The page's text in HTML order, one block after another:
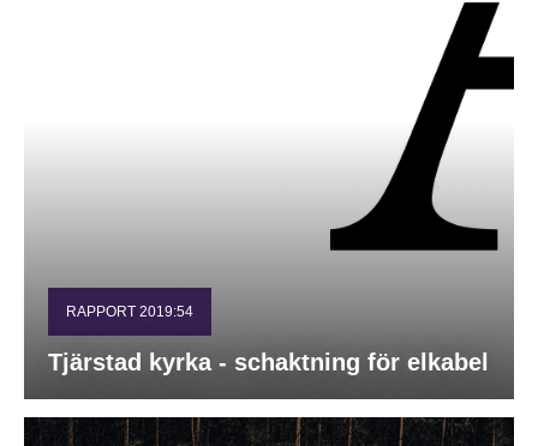
RAPPORT 2019:54
Tjärstad kyrka - schaktning för elkabel